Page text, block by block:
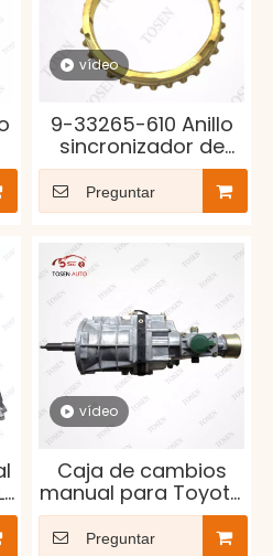
vídeo
9-33265-610 Anillo
sincronizador de
caja de cambios
para ISUZU 4JA1
Preguntar
vídeo
Caja de cambios
manual para Toyota
Hilux 4x2: duradera y
confiable
Preguntar